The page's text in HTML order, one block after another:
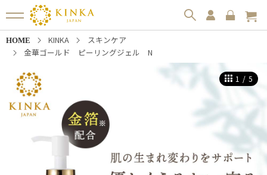
HOME KINKA
スキンケア
金華ゴールド ピーリングジェル N
1 / 5